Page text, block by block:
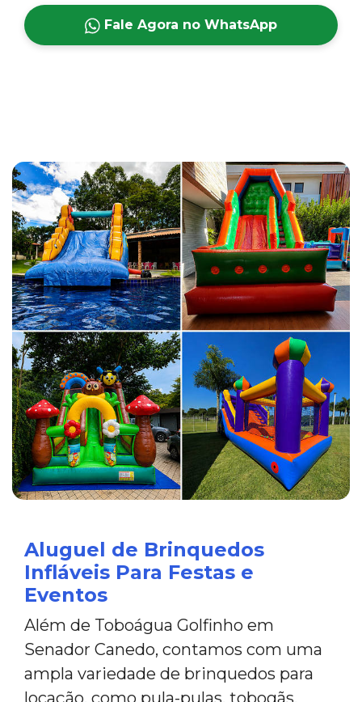
Fale Agora no WhatsApp
Aluguel de Brinquedos
Infláveis Para Festas e
Eventos
Além de Toboágua Golfinho em
Senador Canedo, contamos com uma
ampla variedade de brinquedos para